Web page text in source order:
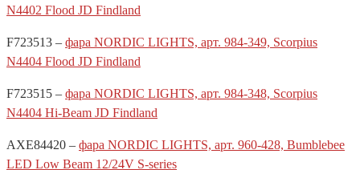
N4402 Flood JD Findland
F723513 – фара NORDIC LIGHTS, арт. 984-349, Scorpius
N4404 Flood JD Findland
F723515 – фара NORDIC LIGHTS, арт. 984-348, Scorpius
N4404 Hi-Beam JD Findland
AXE84420 – фара NORDIC LIGHTS, арт. 960-428, Bumblebee
LED Low Beam 12/24V S-series